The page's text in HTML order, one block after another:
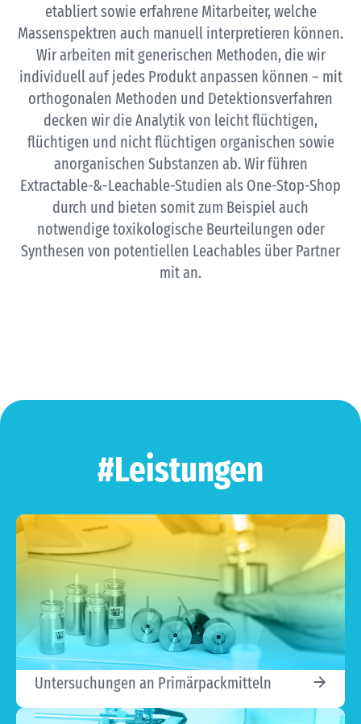
etabliert sowie erfahrene Mitarbeiter, welche
Massenspektren auch manuell interpretieren können.
Wir arbeiten mit generischen Methoden, die wir
individuell auf jedes Produkt anpassen können – mit
orthogonalen Methoden und Detektionsverfahren
decken wir die Analytik von leicht flüchtigen,
flüchtigen und nicht flüchtigen organischen sowie
anorganischen Substanzen ab. Wir führen
Extractable-&-Leachable-Studien als One-Stop-Shop
durch und bieten somit zum Beispiel auch
notwendige toxikologische Beurteilungen oder
Synthesen von potentiellen Leachables über Partner
mit an.
#Leistungen
Untersuchungen an Primärpackmitteln